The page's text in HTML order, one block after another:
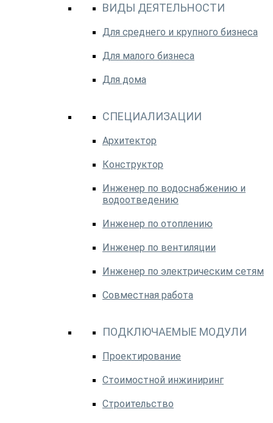
ВИДЫ ДЕЯТЕЛЬНОСТИ
Для среднего и крупного бизнеса
Для малого бизнеса
Для дома
СПЕЦИАЛИЗАЦИИ
Архитектор
Конструктор
Инженер по водоснабжению и
водоотведению
Инженер по отоплению
Инженер по вентиляции
Инженер по электрическим сетям
Совместная работа
ПОДКЛЮЧАЕМЫЕ МОДУЛИ
Проектирование
Стоимостной инжиниринг
Строительство